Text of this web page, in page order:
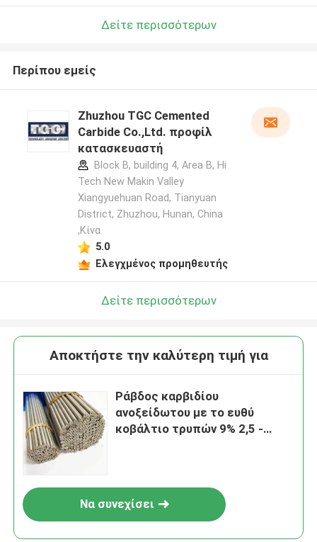
Δείτε περισσότερων
Περίπου εμείς
Zhuzhou TGC Cemented
Carbide Co.,Ltd. προφίλ
κατασκευαστή
Block B, building 4, Area B, Hi
Tech New Makin Valley
Xiangyuehuan Road, Tianyuan
District, Zhuzhou, Hunan, China
,Κίνα
5.0
Ελεγχμένος προμηθευτής
Δείτε περισσότερων
Αποκτήστε την καλύτερη τιμή για
Ράβδος καρβιδίου
ανοξείδωτου με το ευθύ
κοβάλτιο τρυπών 9% 2,5 -
Να συνεχίσει